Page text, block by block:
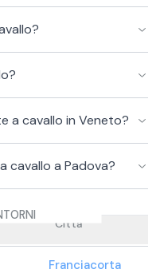
a cavallo in Veneto?
cavallo a Padova?
Città
Franciacorta